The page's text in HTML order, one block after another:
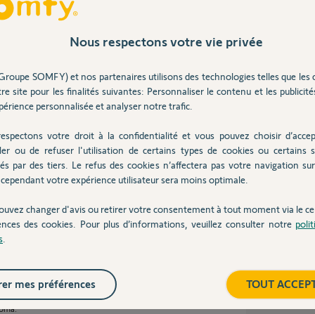
ans
le forum qu il y avait effectivement un lien
d un lien pour prendre la main sur mon
Nous respectons votre vie privée
SOMFY) et nos partenaires utilisons des technologies telles que les
site pour les finalités suivantes: Personnaliser le contenu et les
personnalisée et analyser notre trafic.
votre droit à la confidentialité et vous pouvez choisir
ou de refuser l'utilisation de certains types de cookies ou certains
par des tiers. Le refus des cookies n’affectera pas votre navigation
votre expérience utilisateur sera moins optimale.
changer d'avis ou retirer votre consentement à tout moment via le
des cookies. Pour plus d’informations, veuillez consulter notre
TOUT
mes préférences